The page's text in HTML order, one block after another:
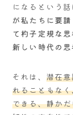
になるという
が私たちに要
て杓子定規な
新しい時代の思
それは、 潜在
れることもな
できる、静か